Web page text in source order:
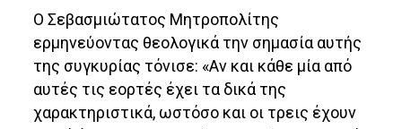
Ο Σεβασμιώτατος Μητροπολίτης
ερμηνεύοντας θεολογικά την σημασία αυτής
της συγκυρίας τόνισε: «Αν και κάθε μία από
αυτές τις εορτές έχει τα δικά της
χαρακτηριστικά, ωστόσο και οι τρεις έχουν